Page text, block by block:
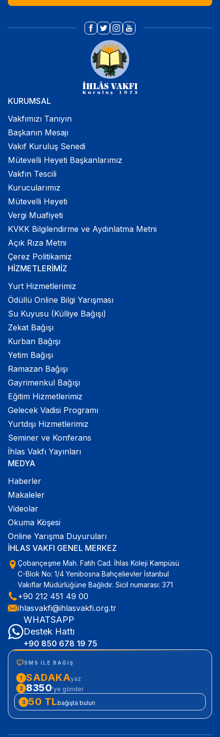
KURUMSAL
Vakfımızı Tanıyın
Başkanın Mesajı
Vakıf Kuruluş Senedi
Mütevelli Heyeti Başkanlarımız
Vakfın Tescili
Kurucularımız
Mütevelli Heyeti
Vergi Muafiyeti
KVKK Bilgilendirme ve Aydınlatma Metni
Açık Rıza Metni
Çerez Politikamiz
HİZMETLERİMİZ
Yurt Hizmetlerimiz
Ödüllü Online Bilgi Yarışması
Su Kuyusu (Külliye Bağışı)
Zekat Bağışı
Kurban Bağışı
Yetim Bağışı
Ramazan Bağışı
Gayrimenkul Bağışı
Eğitim Hizmetlerimiz
Gelecek Vadisi Programı
Yurtdışı Hizmetlerimiz
Seminer ve Konferans
İhlas Vakfı Yayınları
MEDYA
Haberler
Makaleler
Videolar
Okuma Köşesi
Online Yarışma Duyuruları
İHLAS VAKFI GENEL MERKEZ
Çobançeşme Mah. Fatih Cad. İhlas Koleji Kampüsü
C-Blok No: 1/4 Yenibosna Bahçelievler İstanbul
Vakıflar Müdürlüğüne Bağlıdır. Sicil numarası: 371
+90 212 451 49 00
ihlasvakfi@ihlasvakfi.org.tr
WHATSAPP
Destek Hattı
+90 850 678 19 75
SMS ILE BAĞIŞ
1 SADAKAyaz
2 8350'ye gönder
3 50 TLbağışta bulun